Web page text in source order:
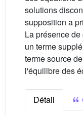
solutions
supposition a
La présence
un terme
terme source
l'équilibre des
Détail